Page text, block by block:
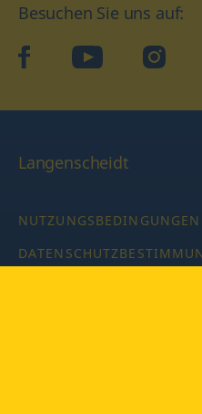
Besuchen Sie uns auf:
facebookYouTube
Langenscheidt
NUTZUNGSBEDINGUNGEN